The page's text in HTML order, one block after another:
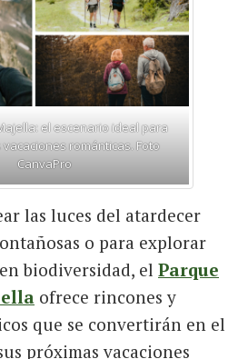
el escenario ideal para
románticas. Foto
CanvaPro
las luces del atardecer
o para explorar
biodiversidad, el Parque
ofrece rincones y
que se convertirán en el
próximas vacaciones